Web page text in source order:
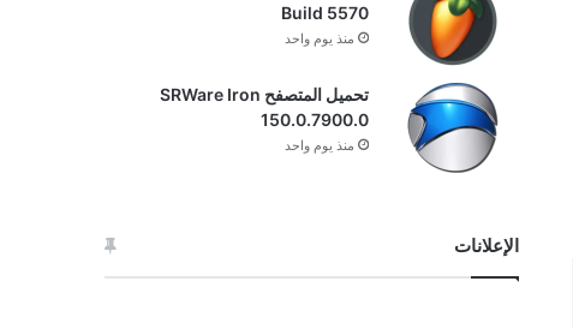
Build 5570
منذ يوم واحد
تحميل المتصفح SRWare Iron
150.0.7900.0
منذ يوم واحد
الإعلانات